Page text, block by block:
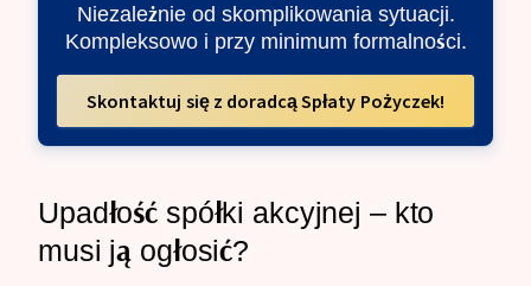
Niezależnie od skomplikowania sytuacji.
Kompleksowo i przy minimum formalności.
Skontaktuj się z doradcą Spłaty Pożyczek!
Upadłość spółki akcyjnej – kto
musi ją ogłosić?